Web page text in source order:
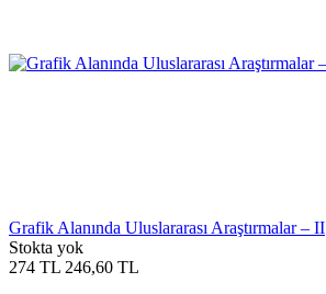
Grafik Alanında Uluslararası Araştırmalar – II
Stokta yok
274 TL 246,60 TL